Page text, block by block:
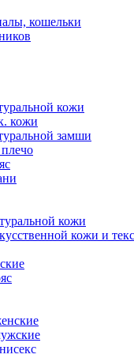
кошельки
кожи
кожи
замши
кожи
кожи и